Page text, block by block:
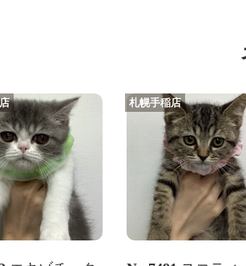
札幌手稲店